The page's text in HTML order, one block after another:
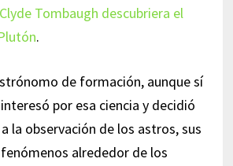
Tombaugh descubriera el
.
de formación, aunque sí
por esa ciencia y decidió
la observación de los astros, sus
alrededor de los